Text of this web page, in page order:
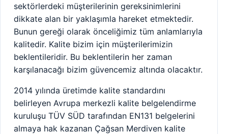
sektörlerdeki müşterilerinin gereksinimlerini
dikkate alan bir yaklaşımla hareket etmektedir.
Bunun gereği olarak önceliğimiz tüm anlamlarıyla
kalitedir. Kalite bizim için müşterilerimizin
beklentileridir. Bu beklentilerin her zaman
karşılanacağı bizim güvencemiz altında olacaktır.
2014 yılında üretimde kalite standardını
belirleyen Avrupa merkezli kalite belgelendirme
kuruluşu TÜV SÜD tarafından EN131 belgelerini
almaya hak kazanan Çağsan Merdiven kalite